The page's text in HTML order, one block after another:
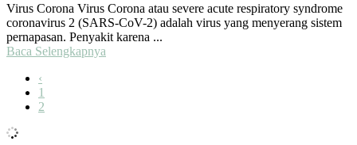
Virus Corona Virus Corona atau severe acute respiratory syndrome
coronavirus 2 (SARS-CoV-2) adalah virus yang menyerang sistem
pernapasan. Penyakit karena ...
Baca Selengkapnya
‹
1
2